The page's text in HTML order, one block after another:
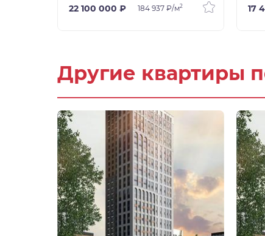
22 100 000 ₽
184 937 ₽/м2
17
Другие квартиры